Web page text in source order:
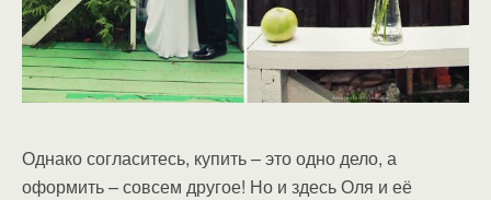
Однако согласитесь, купить – это одно дело, а
оформить – совсем другое! Но и здесь Оля и её